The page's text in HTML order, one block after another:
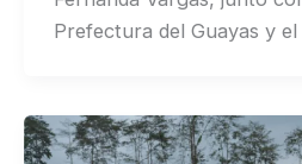
Prefectura del Guayas y